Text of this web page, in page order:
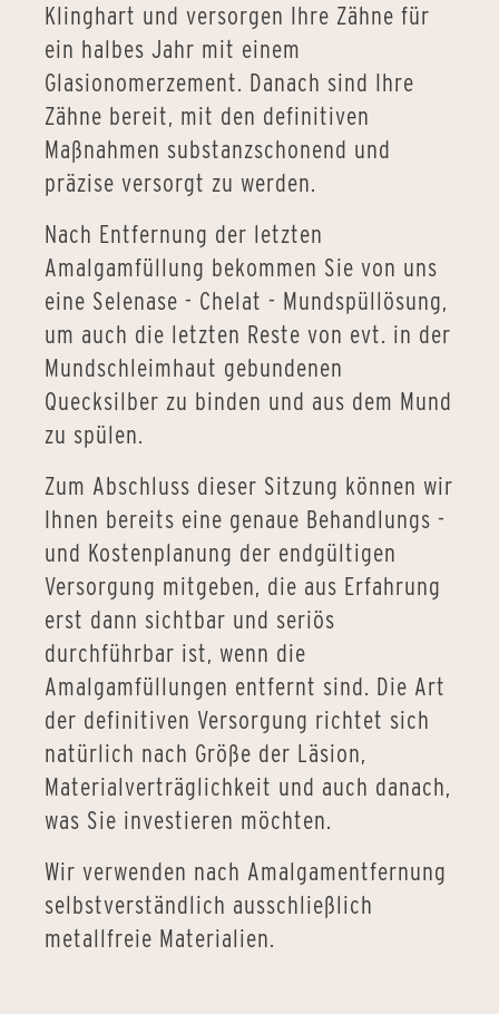
Klinghart und versorgen Ihre Zähne für
ein halbes Jahr mit einem
Glasionomerzement. Danach sind Ihre
Zähne bereit, mit den definitiven
Maßnahmen substanzschonend und
präzise versorgt zu werden.
Nach Entfernung der letzten
Amalgamfüllung bekommen Sie von uns
eine Selenase - Chelat - Mundspüllösung,
um auch die letzten Reste von evt. in der
Mundschleimhaut gebundenen
Quecksilber zu binden und aus dem Mund
zu spülen.
Zum Abschluss dieser Sitzung können wir
Ihnen bereits eine genaue Behandlungs -
und Kostenplanung der endgültigen
Versorgung mitgeben, die aus Erfahrung
erst dann sichtbar und seriös
durchführbar ist, wenn die
Amalgamfüllungen entfernt sind. Die Art
der definitiven Versorgung richtet sich
natürlich nach Größe der Läsion,
Materialverträglichkeit und auch danach,
was Sie investieren möchten.
Wir verwenden nach Amalgamentfernung
selbstverständlich ausschließlich
metallfreie Materialien.